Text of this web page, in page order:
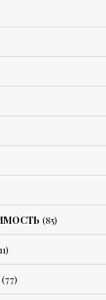
(85)
(77)